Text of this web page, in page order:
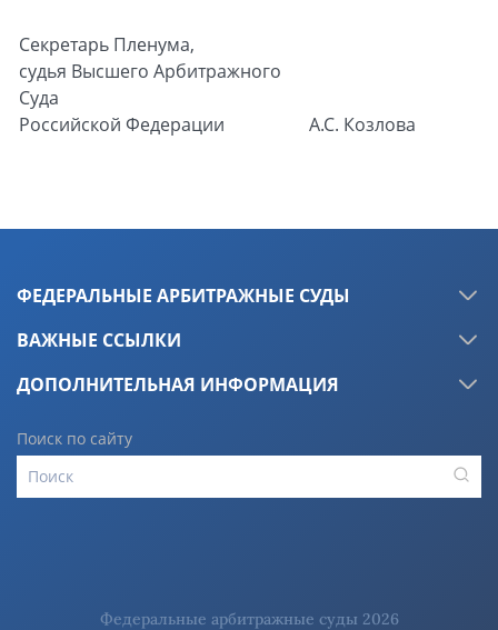
Секретарь Пленума,
судья Высшего Арбитражного
Суда
Российской Федерации
А.С. Козлова
ФЕДЕРАЛЬНЫЕ АРБИТРАЖНЫЕ СУДЫ
ВАЖНЫЕ ССЫЛКИ
ДОПОЛНИТЕЛЬНАЯ ИНФОРМАЦИЯ
Поиск по сайту
Федеральные арбитражные суды 2026